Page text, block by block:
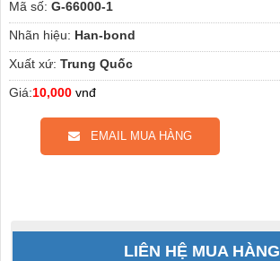
Mã số: G-66000-1
Nhãn hiệu: Han-bond
Xuất xứ: Trung Quốc
Giá:10,000 vnđ
EMAIL MUA HÀNG
LIÊN HỆ MUA HÀNG